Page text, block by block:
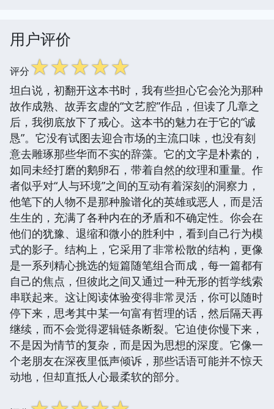
用户评价
评分☆☆☆☆☆
坦白说，初翻开这本书时，我有些担心它会沦为那种
故作成熟、故弄玄虚的“文艺腔”作品，但读了几章之
后，我彻底放下了戒心。这本书的魅力在于它的“诚
恳”。它没有试图去迎合市场的主流口味，也没有刻
意去雕琢那些华而不实的辞藻。它的文字是朴素的，
如同未经打磨的鹅卵石，带着自然的纹理和重量。作
者似乎对“人与环境”之间的互动有着深刻的洞察力，
他笔下的人物不是那种脸谱化的英雄或恶人，而是活
生生的，充满了各种内在的矛盾和不确定性。你会在
他们的犹豫、退缩和微小的胜利中，看到自己行为模
式的影子。结构上，它采用了非常松散的结构，更像
是一系列精心挑选的短篇随笔组合而成，每一篇都有
自己的焦点，但彼此之间又通过一种无形的哲学线索
串联起来。这让阅读体验变得非常灵活，你可以随时
停下来，思考其中某一句富有哲理的话，然后隔天再
继续，而不会觉得逻辑链条断裂。它迫使你慢下来，
不是因为情节的复杂，而是因为思想的深度。它像一
个老朋友在深夜里低声倾诉，那些话语可能并不惊天
动地，但却直抵人心最柔软的部分。